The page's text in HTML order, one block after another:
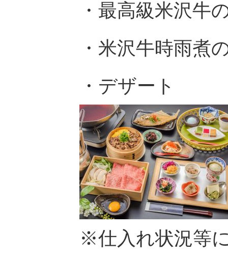
・最高級米沢牛
・米沢牛時雨煮
・デザート
※仕入れ状況等